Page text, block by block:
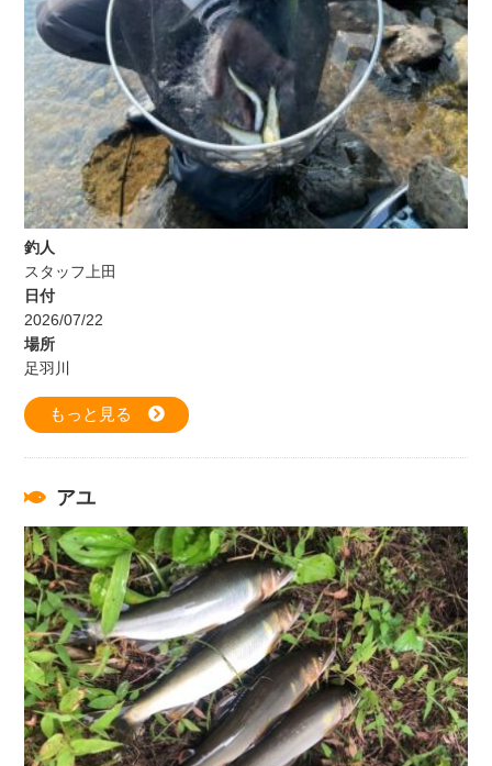
釣人
スタッフ上田
日付
2026/07/22
場所
足羽川
もっと見る
アユ